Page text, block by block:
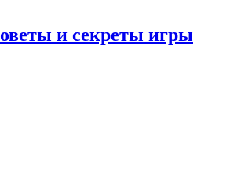
и секреты игры